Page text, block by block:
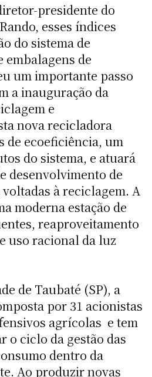
presidente do
esses índices
do sistema de
embalagens de
um importante passo
a inauguração da
e
nova recicladora
de ecoeficiência, um
do sistema, e atuará
desenvolvimento de
à reciclagem. A
moderna estação de
reaproveitamento
uso racional da luz
de Taubaté (SP), a
por 31 acionistas
agrícolas  e tem
o ciclo da gestão das
dentro da
Ao produzir novas